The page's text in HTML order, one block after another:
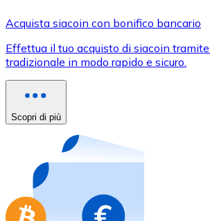
Usa le carte Visa e Mastercard
Acquista con carta
Acquista gift card dei tuoi marchi
Vai al negozio di carte regalo
Acquista siacoin con bonifico bancario
Effettua il tuo acquisto di siacoin
tradizionale in modo rapido e sicuro.
Scopri di più